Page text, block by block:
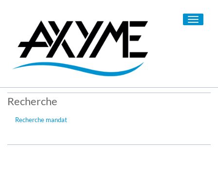
Toggle
Recherche
Recherche mandat